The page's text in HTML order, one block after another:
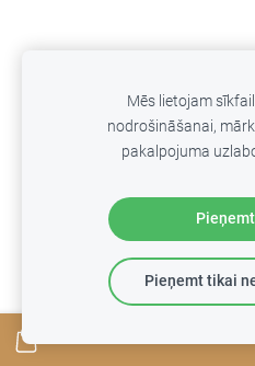
Mēs lietojam
nodrošināšanai,
pakalpojuma
Pieņemt tikai